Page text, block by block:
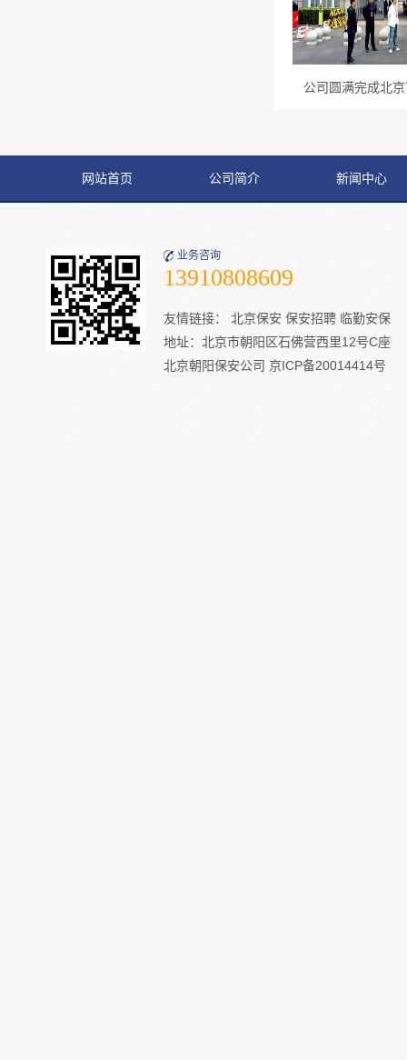
公司圆满完成北京
网站首页 公司简介 新闻中心
业务咨询
13910808609
友情链接： 北京保安 保安招聘 临勤安保
地址：北京市朝阳区石佛营西里12号C座
北京朝阳保安公司 京ICP备20014414号